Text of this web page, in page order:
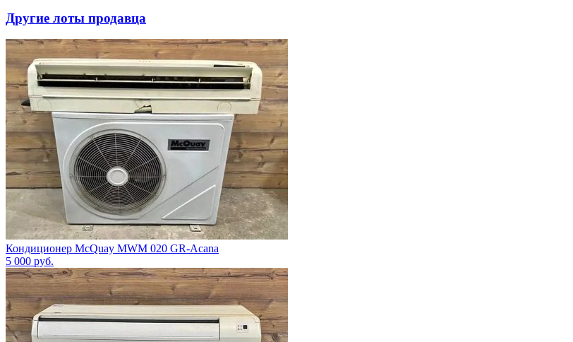
Другие лоты продавца
Кондиционер McQuay MWM 020 GR-Acana
5 000 руб.